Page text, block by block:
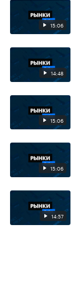
15:06
14:48
15:06
15:06
14:57